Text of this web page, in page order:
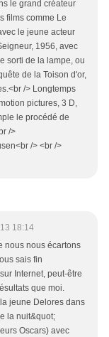
le grand créateur
films comme Le
le jeune acteur
1956, avec
sorti de la lampe, ou
de la Toison d'or,
/> Longtemps
pictures, 3 D,
le procédé de
/>
/> <br />
18:14
nous nous écartons
sais fin
Internet, peut-être
que moi.
jeune Delores dans
la nuit&quot;
Oscars) avec